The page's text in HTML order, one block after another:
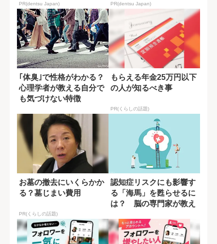
PR(dentsu Japan) PR(dentsu Japan)
｢体臭｣で性格がわかる？
心理学者が教える自分で
も気づけない特徴
もらえる年金25万円以下
の人が知るべき事
PR(くらしの話題)
お墓の撤去にいくらかか
る？墓じまい費用
PR(くらしの話題)
認知症リスクにも影響す
る「海馬」を甦らせるに
は？ 脳の専門家が教え